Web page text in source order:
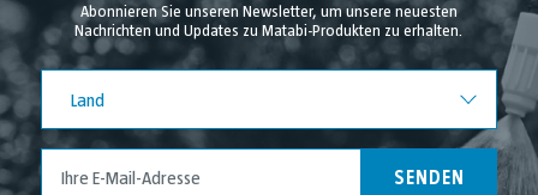
Abonnieren Sie unseren Newsletter, um unsere neuesten
Nachrichten und Updates zu Matabi-Produkten zu erhalten.
Land
SENDEN